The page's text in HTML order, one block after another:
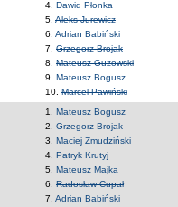
4. Dawid Płonka
5. Aleks Jurewicz
6. Adrian Babiński
7. Grzegorz Brojak
8. Mateusz Guzowski
9. Mateusz Bogusz
10. Marcel Pawiński
1. Mateusz Bogusz
2. Grzegorz Brojak
3. Maciej Żmudziński
4. Patryk Krutyj
5. Mateusz Majka
6. Radosław Cupał
7. Adrian Babiński